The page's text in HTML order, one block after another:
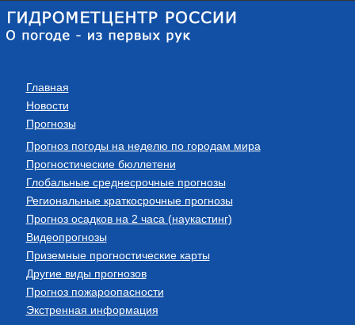
Главная
Новости
Прогнозы
Прогноз погоды на неделю по городам мира
Прогностические бюллетени
Глобальные среднесрочные прогнозы
Региональные краткосрочные прогнозы
Прогноз осадков на 2 часа (наукастинг)
Видеопрогнозы
Приземные прогностические карты
Другие виды прогнозов
Прогноз пожароопасности
Экстренная информация